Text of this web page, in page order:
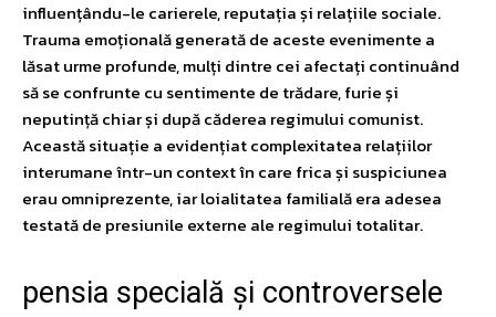
influențându-le carierele, reputația și relațiile sociale.
Trauma emoțională generată de aceste evenimente a
lăsat urme profunde, mulți dintre cei afectați continuând
să se confrunte cu sentimente de trădare, furie și
neputință chiar și după căderea regimului comunist.
Această situație a evidențiat complexitatea relațiilor
interumane într-un context în care frica și suspiciunea
erau omniprezente, iar loialitatea familială era adesea
testată de presiunile externe ale regimului totalitar.
pensia specială și controversele